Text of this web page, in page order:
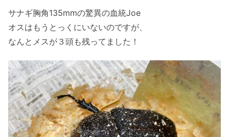
サナギ胸角135mmの驚異の血統Joe
オスはもうとっくにいないのですが、
なんとメスが３頭も残ってました！